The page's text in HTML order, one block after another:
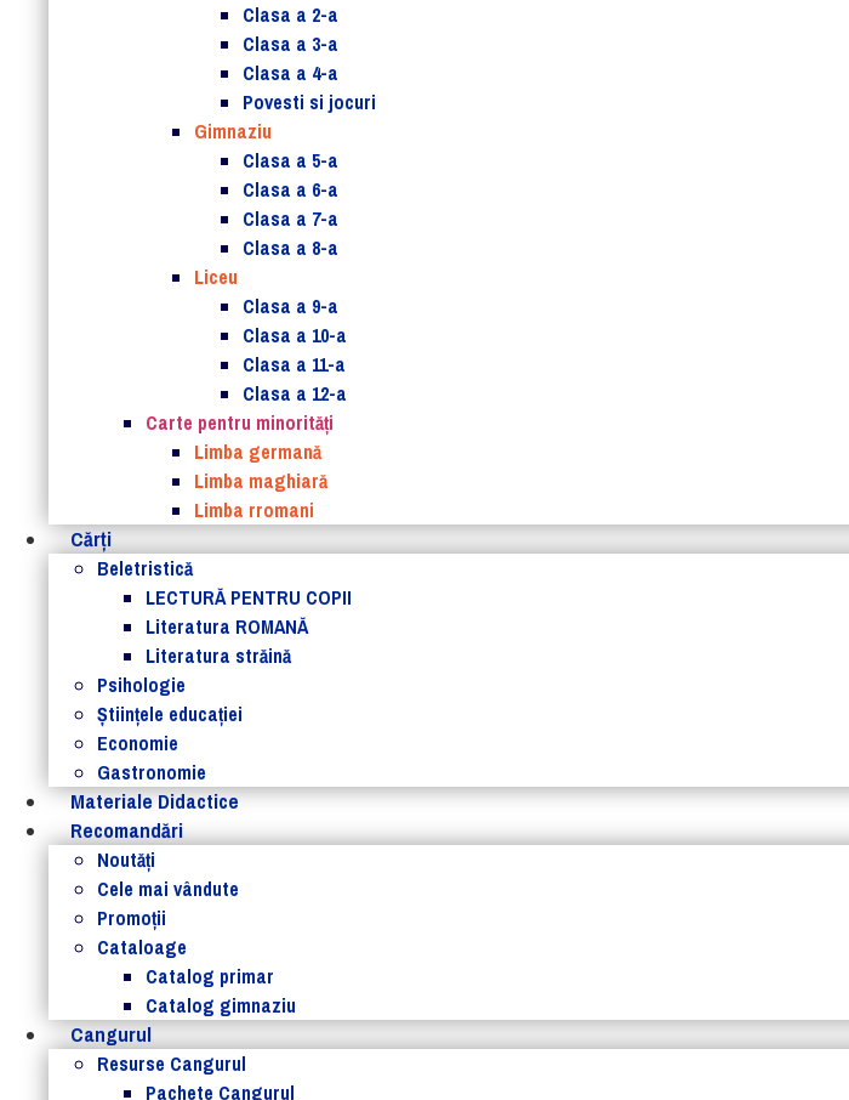
Clasa a 2-a
Clasa a 3-a
Clasa a 4-a
Povesti si jocuri
Gimnaziu
Clasa a 5-a
Clasa a 6-a
Clasa a 7-a
Clasa a 8-a
Liceu
Clasa a 9-a
Clasa a 10-a
Clasa a 11-a
Clasa a 12-a
Carte pentru minorităţi
Limba germană
Limba maghiară
Limba rromani
Cărţi
Beletristică
LECTURĂ PENTRU COPII
Literatura ROMANĂ
Literatura străină
Psihologie
Ştiinţele educaţiei
Economie
Gastronomie
Materiale Didactice
Recomandări
Noutăţi
Cele mai vândute
Promoții
Cataloage
Catalog primar
Catalog gimnaziu
Cangurul
Resurse Cangurul
Pachete Cangurul